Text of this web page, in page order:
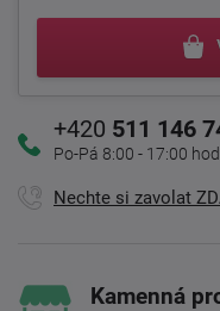
+420 511 146
Po-Pá 8:00 - 17:00 hod.
Nechte si zavolat
Kamenná